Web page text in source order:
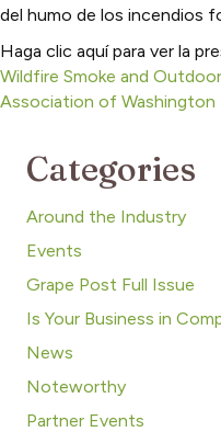
del humo de los incendios
Haga clic aquí para ver la
Wildfire Smoke and
Association of Washington
Categories
Around the Industry
Events
Grape Post Full Issue
Is Your Business in
News
Noteworthy
Partner Events